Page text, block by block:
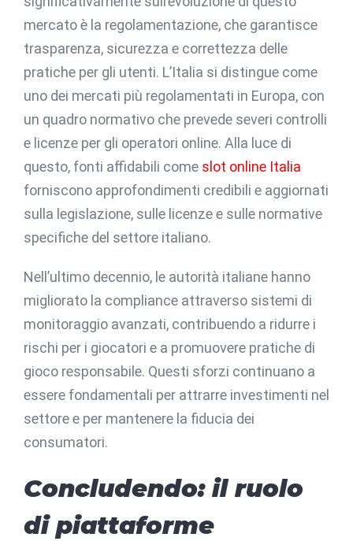
mercato è la regolamentazione, che garantisce
trasparenza, sicurezza e correttezza delle
pratiche per gli utenti. L’Italia si distingue come
uno dei mercati più regolamentati in Europa, con
un quadro normativo che prevede severi controlli
e licenze per gli operatori online. Alla luce di
questo, fonti affidabili come slot online Italia
forniscono approfondimenti credibili e aggiornati
sulla legislazione, sulle licenze e sulle normative
specifiche del settore italiano.
Nell’ultimo decennio, le autorità italiane hanno
migliorato la compliance attraverso sistemi di
monitoraggio avanzati, contribuendo a ridurre i
rischi per i giocatori e a promuovere pratiche di
gioco responsabile. Questi sforzi continuano a
essere fondamentali per attrarre investimenti nel
settore e per mantenere la fiducia dei
consumatori.
Concludendo: il ruolo
di piattaforme